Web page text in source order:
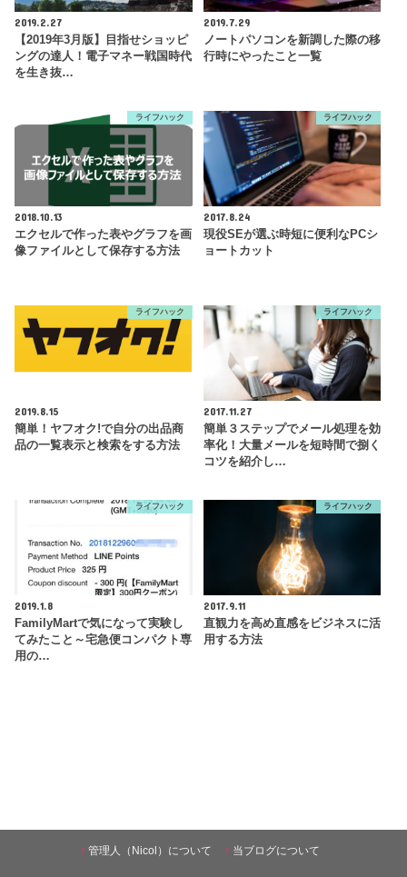
2019.2.27
【2019年3月版】目指せショッピ
ングの達人！電子マネー戦国時代
を生き抜…
2019.7.29
ノートパソコンを新調した際の移
行時にやったこと一覧
ライフハック
2018.10.13
エクセルで作った表やグラフを画
像ファイルとして保存する方法
ライフハック
2017.8.24
現役SEが選ぶ時短に便利なPCシ
ョートカット
ライフハック
2019.8.15
簡単！ヤフオク!で自分の出品商
品の一覧表示と検索をする方法
ライフハック
2017.11.27
簡単３ステップでメール処理を効
率化！大量メールを短時間で捌く
コツを紹介し…
ライフハック
2019.1.8
FamilyMartで気になって実験し
てみたこと～宅急便コンパクト専
用の…
ライフハック
2017.9.11
直観力を高め直感をビジネスに活
用する方法
管理人（Nicol）について 当ブログについて